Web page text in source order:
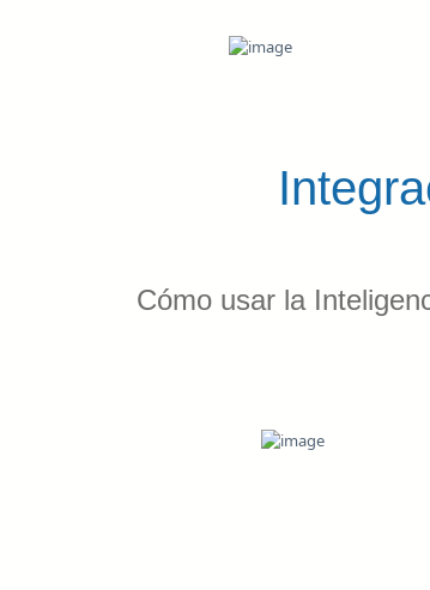
Cómo usar la